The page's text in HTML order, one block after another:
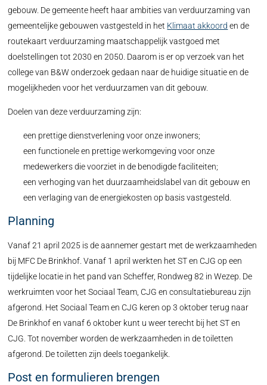
gebouw. De gemeente heeft haar ambities van verduurzaming van
gemeentelijke gebouwen vastgesteld in het Klimaat akkoord en de
routekaart verduurzaming maatschappelijk vastgoed met
doelstellingen tot 2030 en 2050. Daarom is er op verzoek van het
college van B&W onderzoek gedaan naar de huidige situatie en de
mogelijkheden voor het verduurzamen van dit gebouw.
Doelen van deze verduurzaming zijn:
een prettige dienstverlening voor onze inwoners;
een functionele en prettige werkomgeving voor onze
medewerkers die voorziet in de benodigde faciliteiten;
een verhoging van het duurzaamheidslabel van dit gebouw en
een verlaging van de energiekosten op basis vastgesteld.
Planning
Vanaf 21 april 2025 is de aannemer gestart met de werkzaamheden
bij MFC De Brinkhof. Vanaf 1 april werkten het ST en CJG op een
tijdelijke locatie in het pand van Scheffer, Rondweg 82 in Wezep. De
werkruimten voor het Sociaal Team, CJG en consultatiebureau zijn
afgerond. Het Sociaal Team en CJG keren op 3 oktober terug naar
De Brinkhof en vanaf 6 oktober kunt u weer terecht bij het ST en
CJG. Tot november worden de werkzaamheden in de toiletten
afgerond. De toiletten zijn deels toegankelijk.
Post en formulieren brengen